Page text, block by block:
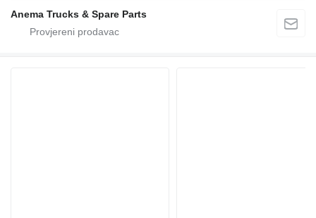
Anema Trucks & Spare Parts